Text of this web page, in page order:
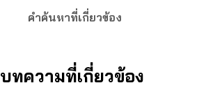
คำค้นหาที่เกี่ยวข้อง
บทความที่เกี่ยวข้อง